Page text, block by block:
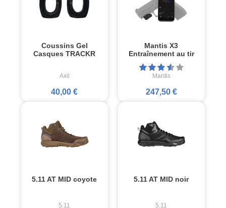
Coussins Gel
Casques TRACKR
Axil
40,00 €
Mantis X3
Entraînement au tir
Mantis
247,50 €
5.11 AT MID coyote
5.11
5.11 AT MID noir
5.11